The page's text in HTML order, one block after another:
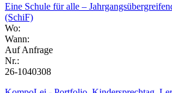
Eine Schule für alle –
(SchiF)
Wo:
Wann:
Auf Anfrage
Nr.:
26-1040308